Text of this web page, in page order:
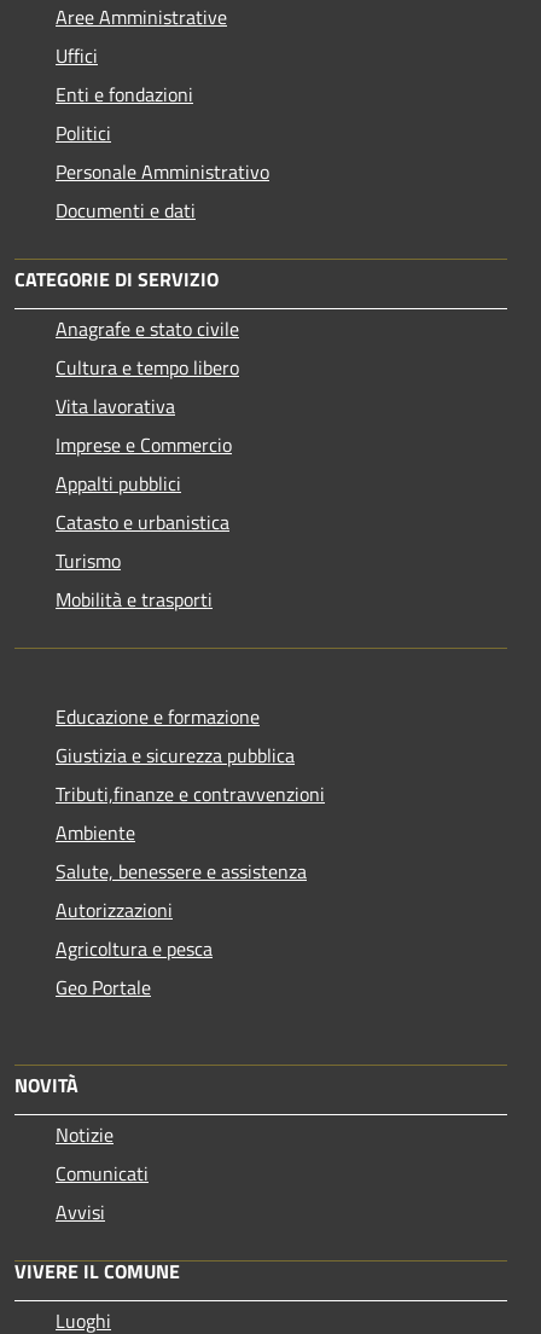
Aree Amministrative
Uffici
Enti e fondazioni
Politici
Personale Amministrativo
Documenti e dati
CATEGORIE DI SERVIZIO
Anagrafe e stato civile
Cultura e tempo libero
Vita lavorativa
Imprese e Commercio
Appalti pubblici
Catasto e urbanistica
Turismo
Mobilità e trasporti
Educazione e formazione
Giustizia e sicurezza pubblica
Tributi,finanze e contravvenzioni
Ambiente
Salute, benessere e assistenza
Autorizzazioni
Agricoltura e pesca
Geo Portale
NOVITÀ
Notizie
Comunicati
Avvisi
VIVERE IL COMUNE
Luoghi